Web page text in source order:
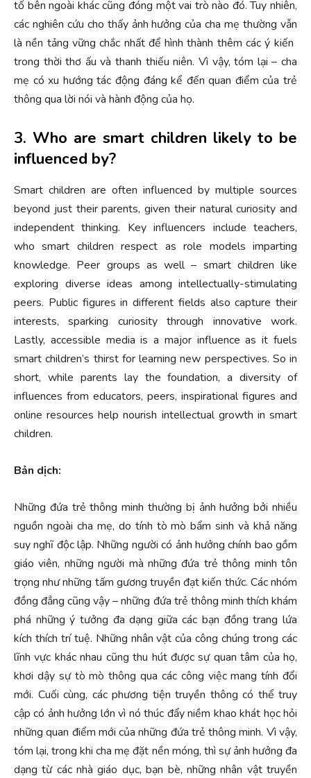
tố bên ngoài khác cũng đóng một vai trò nào đó. Tuy nhiên,
các nghiên cứu cho thấy ảnh hưởng của cha mẹ thường vẫn
là nền tảng vững chắc nhất để hình thành thêm các ý kiến ​​
trong thời thơ ấu và thanh thiếu niên. Vì vậy, tóm lại – cha
mẹ có xu hướng tác động đáng kể đến quan điểm của trẻ
thông qua lời nói và hành động của họ.
3. Who are smart children likely to be
influenced by?
Smart children are often influenced by multiple sources
beyond just their parents, given their natural curiosity and
independent thinking. Key influencers include teachers,
who smart children respect as role models imparting
knowledge. Peer groups as well – smart children like
exploring diverse ideas among intellectually-stimulating
peers. Public figures in different fields also capture their
interests, sparking curiosity through innovative work.
Lastly, accessible media is a major influence as it fuels
smart children’s thirst for learning new perspectives. So in
short, while parents lay the foundation, a diversity of
influences from educators, peers, inspirational figures and
online resources help nourish intellectual growth in smart
children.
Bản dịch:
Những đứa trẻ thông minh thường bị ảnh hưởng bởi nhiều
nguồn ngoài cha mẹ, do tính tò mò bẩm sinh và khả năng
suy nghĩ độc lập. Những người có ảnh hưởng chính bao gồm
giáo viên, những người mà những đứa trẻ thông minh tôn
trọng như những tấm gương truyền đạt kiến ​​thức. Các nhóm
đồng đẳng cũng vậy – những đứa trẻ thông minh thích khám
phá những ý tưởng đa dạng giữa các bạn đồng trang lứa
kích thích trí tuệ. Những nhân vật của công chúng trong các
lĩnh vực khác nhau cũng thu hút được sự quan tâm của họ,
khơi dậy sự tò mò thông qua các công việc mang tính đổi
mới. Cuối cùng, các phương tiện truyền thông có thể truy
cập có ảnh hưởng lớn vì nó thúc đẩy niềm khao khát học hỏi
những quan điểm mới của những đứa trẻ thông minh. Vì vậy,
tóm lại, trong khi cha mẹ đặt nền móng, thì sự ảnh hưởng đa
dạng từ các nhà giáo dục, bạn bè, những nhân vật truyền